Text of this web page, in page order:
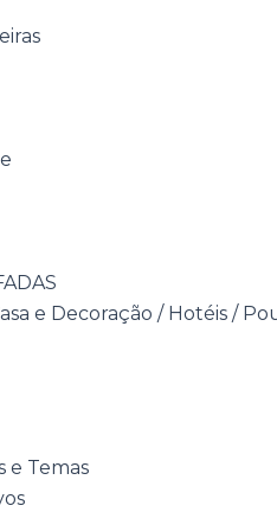
e Decoração / Hotéis /
e Temas